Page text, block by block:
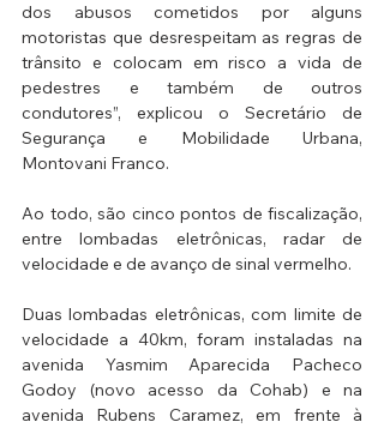
dos abusos cometidos por alguns
motoristas que desrespeitam as regras de
trânsito e colocam em risco a vida de
pedestres e também de outros
condutores”, explicou o Secretário de
Segurança e Mobilidade Urbana,
Montovani Franco.
Ao todo, são cinco pontos de fiscalização,
entre lombadas eletrônicas, radar de
velocidade e de avanço de sinal vermelho.
Duas lombadas eletrônicas, com limite de
velocidade a 40km, foram instaladas na
avenida Yasmim Aparecida Pacheco
Godoy (novo acesso da Cohab) e na
avenida Rubens Caramez, em frente à